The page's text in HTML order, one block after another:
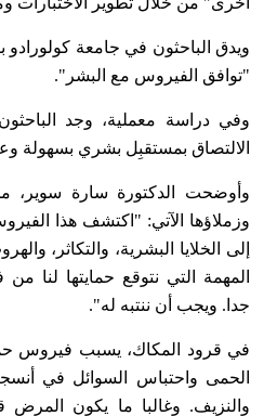
ويدق الباحثون في جامعة
"توافق الفيروس مع البشر".
وفي دراسة معملية، وجد
الالتصاق بمستقبِل بشري بسهولة
وأوضحت الدكتورة سارة سوير،
وزملاؤها الآتي: "اكتشف هذا
إلى الخلايا البشرية، والتكاثر،
المهمة التي نتوقع حمايتها لنا
جدا. ويجب أن ننتبه له".
الحمى واحتباس السوائل في
والنزيف. وغالبا ما يكون